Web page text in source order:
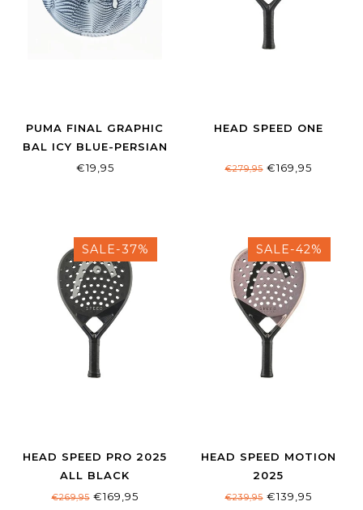
PUMA FINAL GRAPHIC
BAL ICY BLUE-PERSIAN
BLUE MAAT 5
€19,95
HEAD SPEED ONE
€279,95€169,95
SALE-37%
HEAD SPEED PRO 2025
ALL BLACK
€269,95€169,95
SALE-42%
HEAD SPEED MOTION
2025
€239,95€139,95